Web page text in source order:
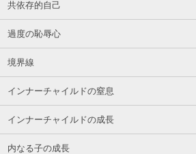
共依存的自己
過度の恥辱心
境界線
インナーチャイルドの窒息
インナーチャイルドの成長
内なる子の成長